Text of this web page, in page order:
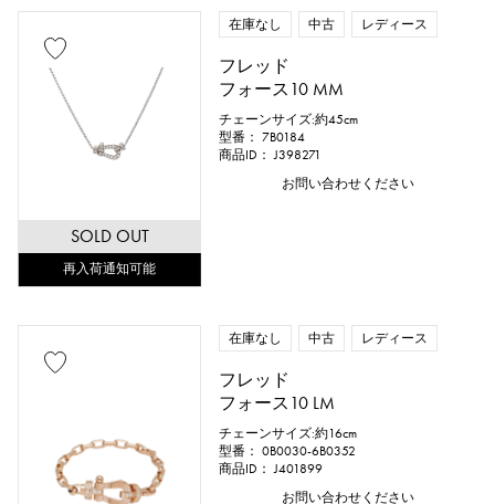
SOLD OUT
再入荷通知可能
在庫なし 中古 レディース
フレッド
フォース10 MM
チェーンサイズ:約45cm
型番： 7B0184
商品ID： J398271
お問い合わせください
在庫なし 中古 レディース
フレッド
フォース10 LM
チェーンサイズ:約16cm
型番： 0B0030-6B0352
商品ID： J401899
お問い合わせください